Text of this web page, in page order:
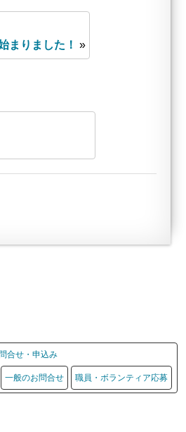
まりました！ »
合せ・申込み
一般のお問合せ 職員・ボランティア応募